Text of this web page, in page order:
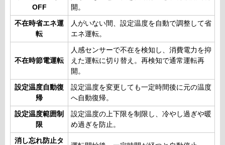
OFF
開。
不在時省エネ運
転
人がいない間、設定温度を自動で調整して省
エネ運転。
不在時節電運転
人感センサーで不在を検知し、消費電力を抑
えた運転に切り替え。再検知で通常運転再
開。
設定温度自動復
帰
設定温度を変更しても一定時間後に元の温度
へ自動復帰。
設定温度範囲制
限
設定温度の上下限を制限し、冷やし過ぎや暖
め過ぎを防止。
消し忘れ防止タ